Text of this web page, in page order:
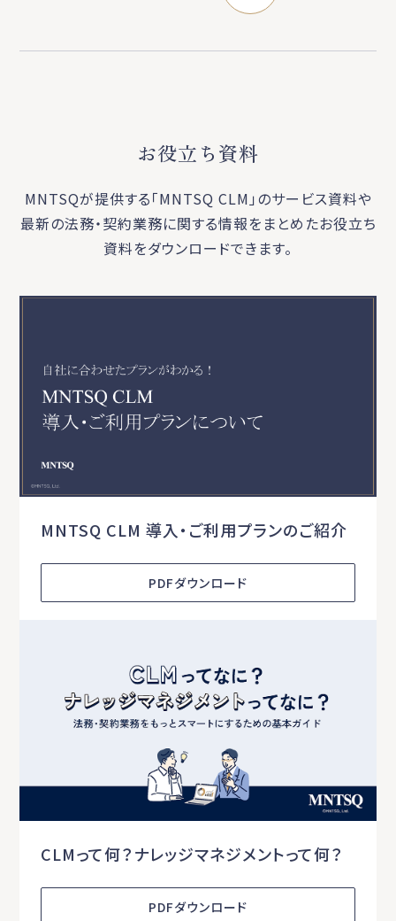
お役立ち資料
MNTSQが提供する「MNTSQ CLM」のサービス資料や
最新の法務・契約業務に関する情報をまとめたお役立ち
資料をダウンロードできます。
MNTSQ CLM 導入・ご利用プランのご紹介
PDFダウンロード
CLMって何？ナレッジマネジメントって何？
PDFダウンロード